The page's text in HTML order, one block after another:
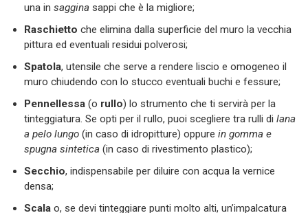
una in saggina sappi che è la migliore;
Raschietto che elimina dalla superficie del muro la vecchia
pittura ed eventuali residui polverosi;
Spatola, utensile che serve a rendere liscio e omogeneo il
muro chiudendo con lo stucco eventuali buchi e fessure;
Pennellessa (o rullo) lo strumento che ti servirà per la
tinteggiatura. Se opti per il rullo, puoi scegliere tra rulli di lana
a pelo lungo (in caso di idropitture) oppure in gomma e
spugna sintetica (in caso di rivestimento plastico);
Secchio, indispensabile per diluire con acqua la vernice
densa;
Scala o, se devi tinteggiare punti molto alti, un’impalcatura